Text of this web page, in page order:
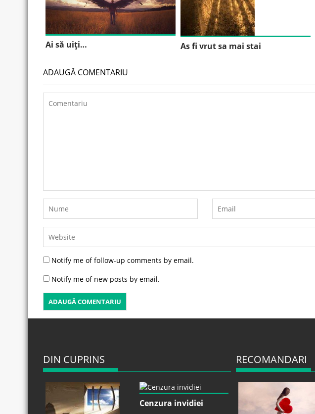
Ai să uiţi… As fi vrut sa mai stai
ADAUGĂ COMENTARIU
Notify me of follow-up comments by email.
Notify me of new posts by email.
DIN CUPRINS
Cenzura invidiei
RECOMANDARI